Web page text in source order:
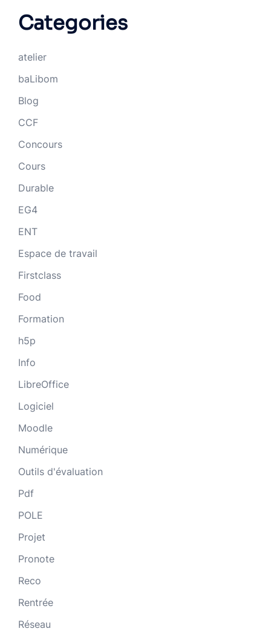
Categories
atelier
baLibom
Blog
CCF
Concours
Cours
Durable
EG4
ENT
Espace de travail
Firstclass
Food
Formation
h5p
Info
LibreOffice
Logiciel
Moodle
Numérique
Outils d'évaluation
Pdf
POLE
Projet
Pronote
Reco
Rentrée
Réseau